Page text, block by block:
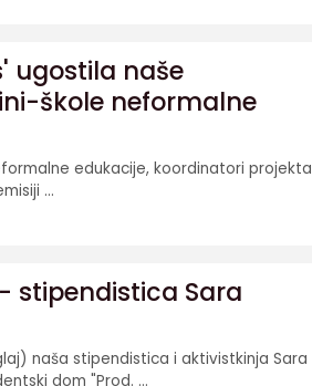
ugostila naše
škole neformalne
edukacije, koordinatori projekta
...
stipendistica Sara
naša stipendistica i aktivistkinja Sara
dom "Prod. ...